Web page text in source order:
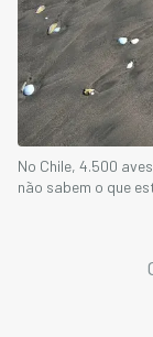
No Chile, 4.500
não sabem o que